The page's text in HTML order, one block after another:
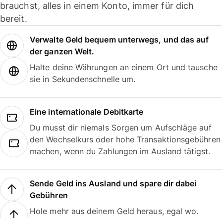
brauchst, alles in einem Konto, immer für dich
bereit.
Verwalte Geld bequem unterwegs, und das auf
der ganzen Welt.
Halte deine Währungen an einem Ort und tausche
sie in Sekundenschnelle um.
Eine internationale Debitkarte
Du musst dir niemals Sorgen um Aufschläge auf
den Wechselkurs oder hohe Transaktionsgebühren
machen, wenn du Zahlungen im Ausland tätigst.
Sende Geld ins Ausland und spare dir dabei
Gebühren
Hole mehr aus deinem Geld heraus, egal wo.